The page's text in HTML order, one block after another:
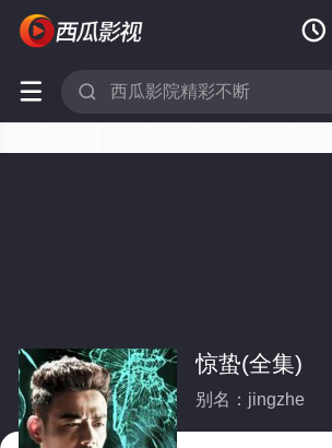

 
惊蛰(全集)
别名：jingzhe